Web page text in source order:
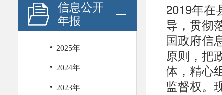
信息公开
年报
· 2025年
· 2024年
· 2023年
2019年在
导，贯彻
国政府信
原则，把
体，精心
监督权。